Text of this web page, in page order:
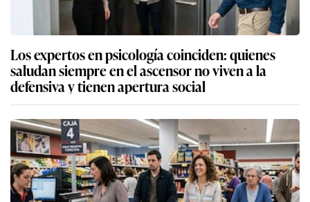
Los expertos en psicología coinciden: quienes
saludan siempre en el ascensor no viven a la
defensiva y tienen apertura social